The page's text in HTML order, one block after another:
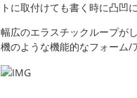
トに取付けても書く時に凸凹
幅広のエラスチックループが
機のような機能的なフォーム/